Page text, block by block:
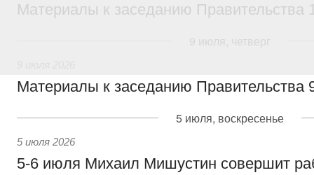
Материалы к заседанию Правительства
Материалы к заседанию Правительства
5 июля, воскресенье
5 июля 2026
5-6 июля Михаил Мишустин совершит